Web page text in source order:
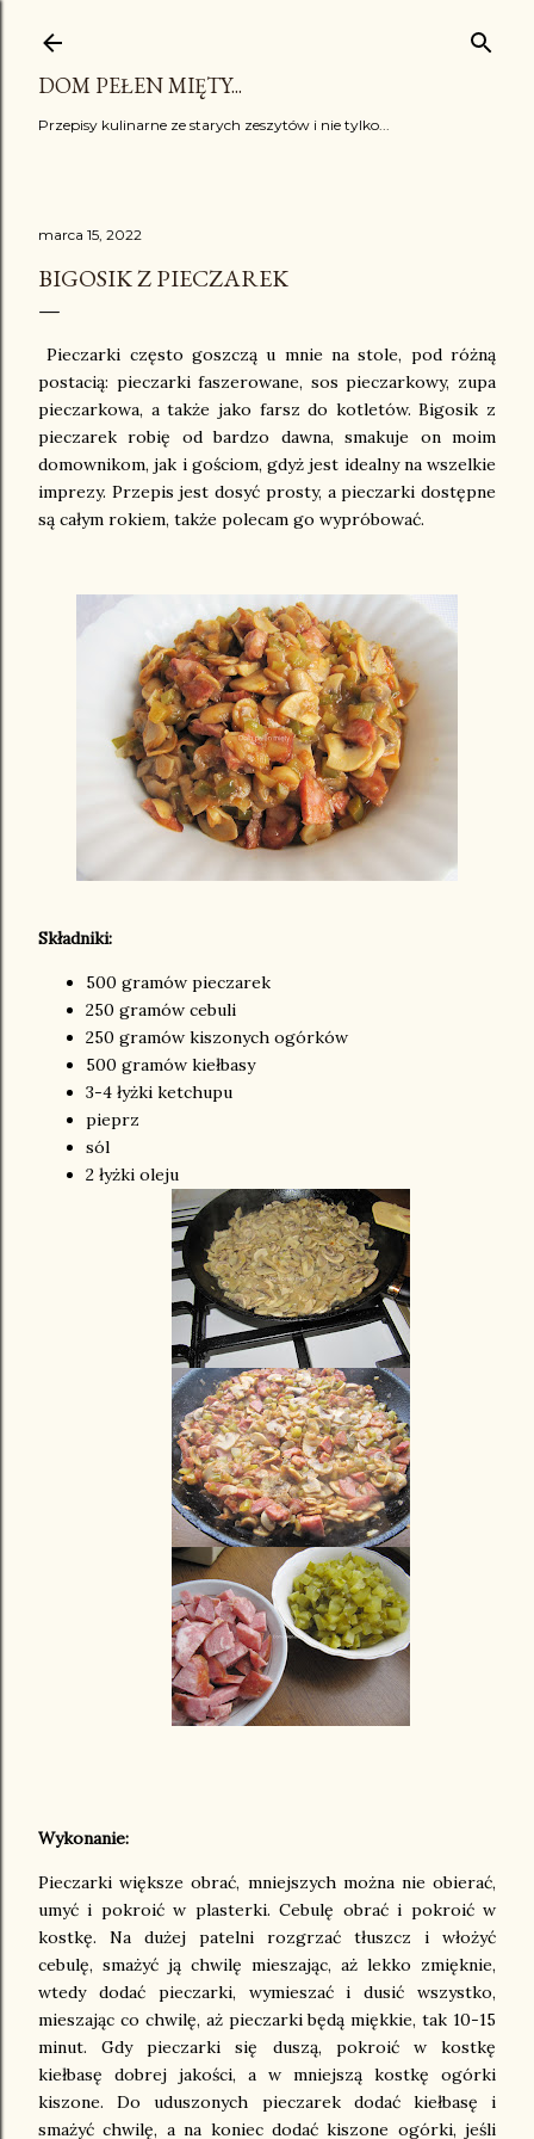
DOM PEŁEN MIĘTY...
Przepisy kulinarne ze starych zeszytów i nie tylko...
marca 15, 2022
BIGOSIK Z PIECZAREK
Pieczarki często goszczą u mnie na stole, pod różną
postacią: pieczarki faszerowane, sos pieczarkowy, zupa
pieczarkowa, a także jako farsz do kotletów. Bigosik z
pieczarek robię od bardzo dawna, smakuje on moim
domownikom, jak i gościom, gdyż jest idealny na wszelkie
imprezy. Przepis jest dosyć prosty, a pieczarki dostępne
są całym rokiem, także polecam go wypróbować.
Składniki:
500 gramów pieczarek
250 gramów cebuli
250 gramów kiszonych ogórków
500 gramów kiełbasy
3-4 łyżki ketchupu
pieprz
sól
2 łyżki oleju
Wykonanie:
Pieczarki większe obrać, mniejszych można nie obierać,
umyć i pokroić w plasterki. Cebulę obrać i pokroić w
kostkę. Na dużej patelni rozgrzać tłuszcz i włożyć
cebulę, smażyć ją chwilę mieszając, aż lekko zmięknie,
wtedy dodać pieczarki, wymieszać i dusić wszystko,
mieszając co chwilę, aż pieczarki będą miękkie, tak 10-15
minut. Gdy pieczarki się duszą, pokroić w kostkę
kiełbasę dobrej jakości, a w mniejszą kostkę ogórki
kiszone. Do uduszonych pieczarek dodać kiełbasę i
smażyć chwilę, a na koniec dodać kiszone ogórki, jeśli